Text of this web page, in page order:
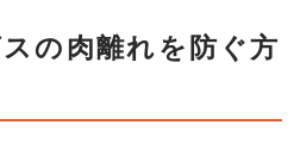
の肉離れを防ぐ方